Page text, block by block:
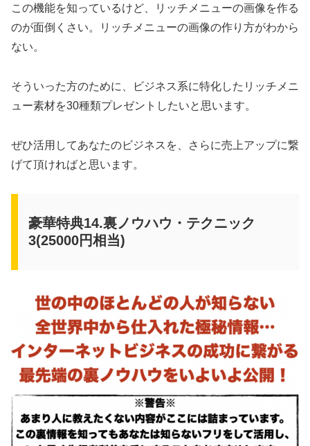
この機能を知っているけど、リッチメニューの画像を作る
のが面倒くさい。リッチメニューの画像の作り方がわから
ない。
そういった方のために、ビジネス系に特化したリッチメニ
ュー素材を30種類プレゼントしたいと思います。
ぜひ活用してあなたのビジネスを、さらに売上アップに繋
げて頂ければと思います。
豪華特典14.裏ノウハウ・テクニック
3(25000円相当)